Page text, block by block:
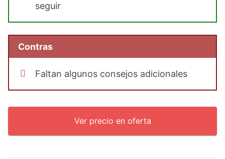
seguir
Contras
Faltan algunos consejos adicionales
Ver precio en oferta